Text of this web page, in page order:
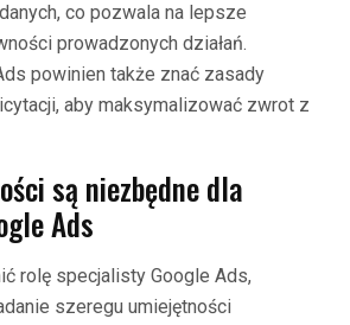
co pozwala na lepsze
prowadzonych działań.
powinien także znać zasady
aby maksymalizować zwrot z
są niezbędne dla
Ads
rolę specjalisty Google Ads,
szeregu umiejętności